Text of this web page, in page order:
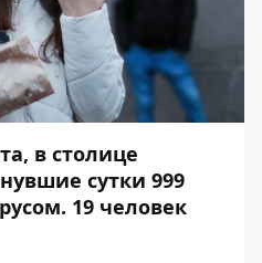
в столице
сутки 999
19 человек